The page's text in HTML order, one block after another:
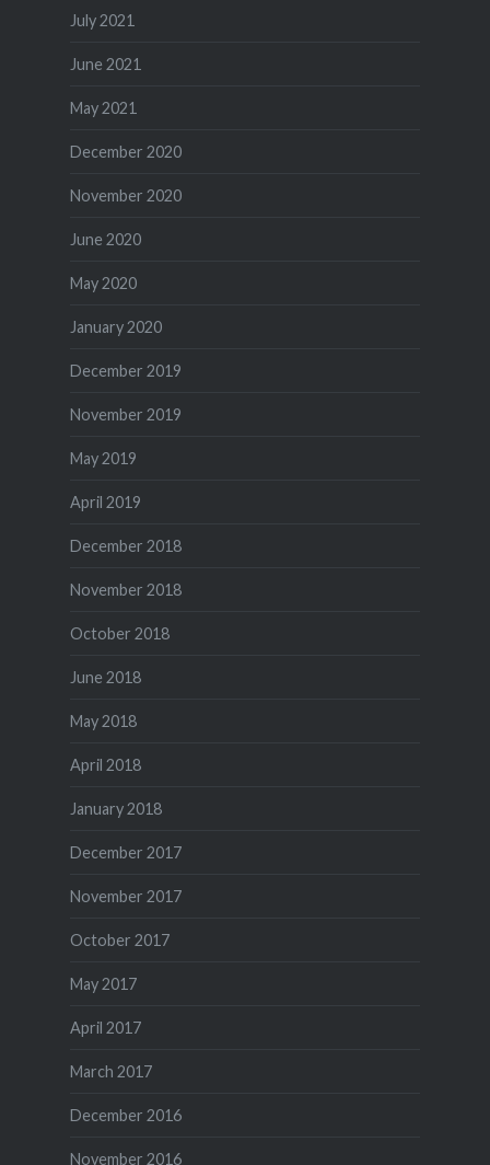
July 2021
June 2021
May 2021
December 2020
November 2020
June 2020
May 2020
January 2020
December 2019
November 2019
May 2019
April 2019
December 2018
November 2018
October 2018
June 2018
May 2018
April 2018
January 2018
December 2017
November 2017
October 2017
May 2017
April 2017
March 2017
December 2016
November 2016